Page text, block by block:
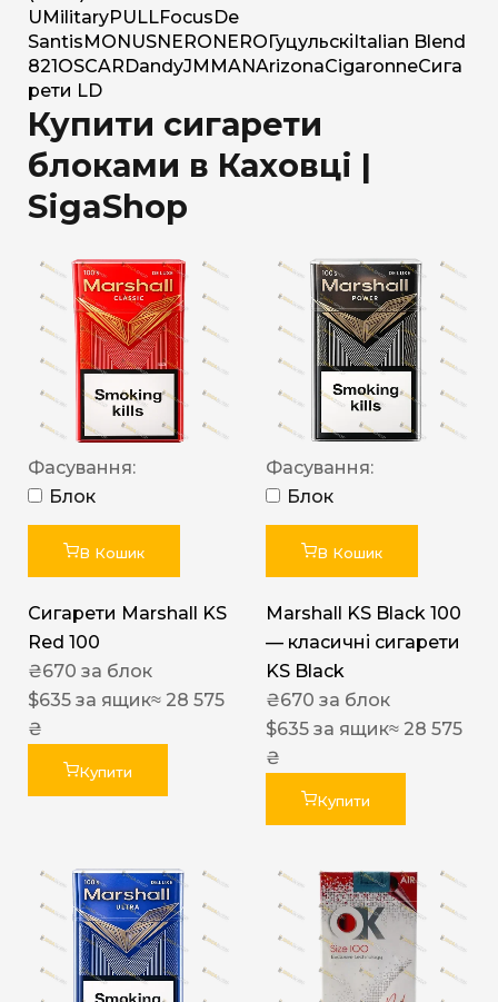
U MilitaryPULLFocus De
Santis MONUSNERO NERO Гуцульскі Italian Blend
821 OSCAR DandyJM MANArizonaCigaronneСига
рети LD
Купити сигарети
блоками в Каховці |
SigaShop
Фасування:
Блок
В Кошик
Сигарети Marshall KS
Red 100
₴670 за блок
$635 за ящик≈ 28 575
₴
Купити
Фасування:
Блок
В Кошик
Marshall KS Black 100
— класичні сигарети
KS Black
₴670 за блок
$635 за ящик≈ 28 575
₴
Купити